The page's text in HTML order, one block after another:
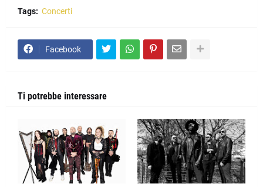
Tags: Concerti
Facebook
Ti potrebbe interessare